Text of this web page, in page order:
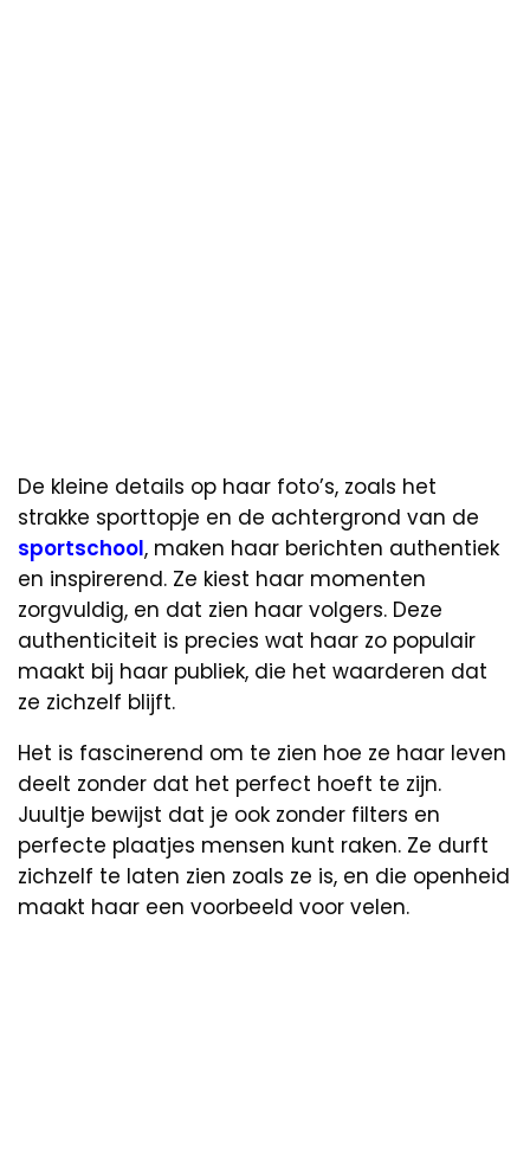
De kleine details op haar foto’s, zoals het
strakke sporttopje en de achtergrond van de
sportschool, maken haar berichten authentiek
en inspirerend. Ze kiest haar momenten
zorgvuldig, en dat zien haar volgers. Deze
authenticiteit is precies wat haar zo populair
maakt bij haar publiek, die het waarderen dat
ze zichzelf blijft.
Het is fascinerend om te zien hoe ze haar leven
deelt zonder dat het perfect hoeft te zijn.
Juultje bewijst dat je ook zonder filters en
perfecte plaatjes mensen kunt raken. Ze durft
zichzelf te laten zien zoals ze is, en die openheid
maakt haar een voorbeeld voor velen.